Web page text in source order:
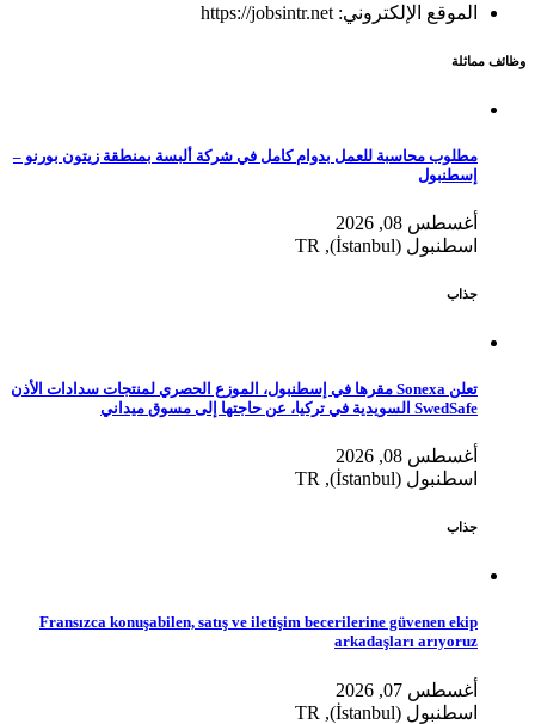
الموقع الإلكتروني: https://jobsintr.net
وظائف مماثلة
مطلوب محاسبة للعمل بدوام كامل في شركة ألبسة بمنطقة زيتون بورنو –
إسطنبول
أغسطس 08, 2026
اسطنبول (İstanbul), TR
جذاب
تعلن Sonexa مقرها في إسطنبول، الموزع الحصري لمنتجات سدادات الأذن
SwedSafe السويدية في تركيا، عن حاجتها إلى مسوق ميداني
أغسطس 08, 2026
اسطنبول (İstanbul), TR
جذاب
Fransızca konuşabilen, satış ve iletişim becerilerine güvenen ekip
arkadaşları arıyoruz
أغسطس 07, 2026
اسطنبول (İstanbul), TR